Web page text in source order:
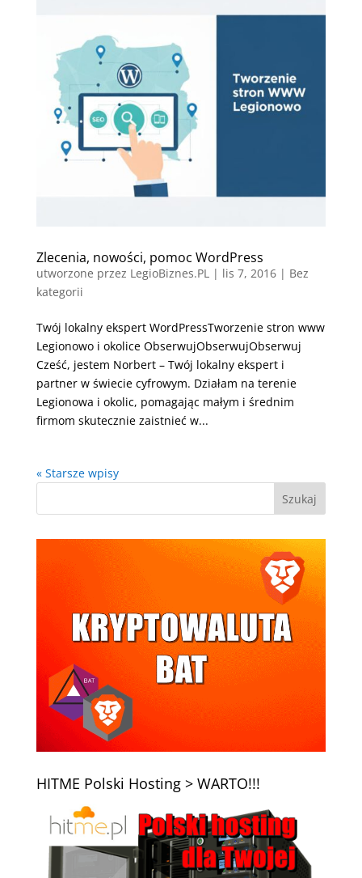
Zlecenia, nowości, pomoc WordPress
utworzone przez LegioBiznes.PL | lis 7, 2016| Bez
kategorii
Twój lokalny ekspert WordPressTworzenie stron www
Legionowo i okolice ObserwujObserwujObserwuj
Cześć, jestem Norbert – Twój lokalny ekspert i
partner w świecie cyfrowym. Działam na terenie
Legionowa i okolic, pomagając małym i średnim
firmom skutecznie zaistnieć w...
« Starsze wpisy
HITME Polski Hosting > WARTO!!!